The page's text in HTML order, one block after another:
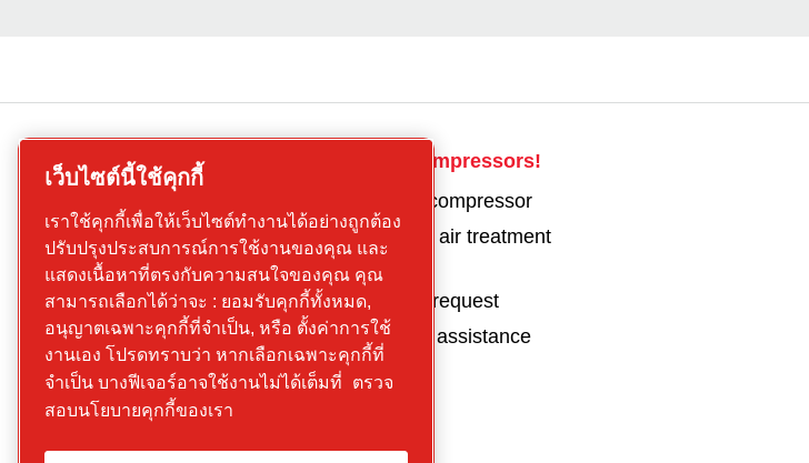
CP
compressors
Find what you are
looking for
Screw
compressors
Piston
Compressors
Air treatment
Service
Get in touch for compressors!
Get a quote for a compressor
Get a quote for an air treatment
product
Parts and service request
Request technical assistance
เว็บไซต์นี้ใช้คุกกี้
เราใช้คุกกี้เพื่อให้เว็บไซต์ทำงานได้อย่างถูกต้อง
ปรับปรุงประสบการณ์การใช้งานของคุณ และ
แสดงเนื้อหาที่ตรงกับความสนใจของคุณ คุณ
สามารถเลือกได้ว่าจะ : ยอมรับคุกกี้ทั้งหมด,
อนุญาตเฉพาะคุกกี้ที่จำเป็น, หรือ ตั้งค่าการใช้
งานเอง โปรดทราบว่า หากเลือกเฉพาะคุกกี้ที่
จำเป็น บางฟีเจอร์อาจใช้งานไม่ได้เต็มที่
ตรวจ
สอบนโยบายคุกกี้ของเรา